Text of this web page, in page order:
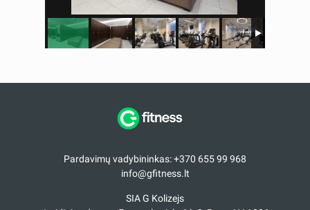
Pardavimų vadybininkas: +370 655 99 968
info@gfitness.lt
SIA G Kolizejs